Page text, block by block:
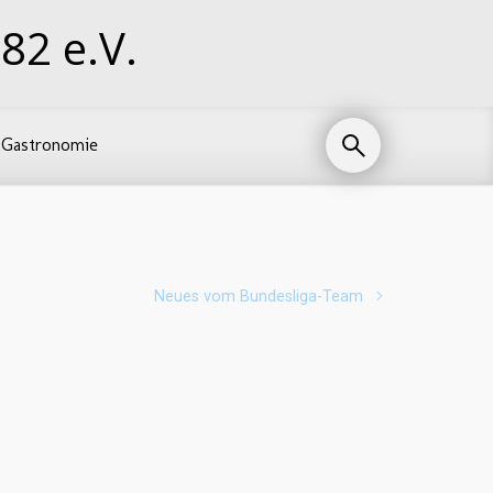
e.V.
Gastronomie
Neues vom Bundesliga-Team